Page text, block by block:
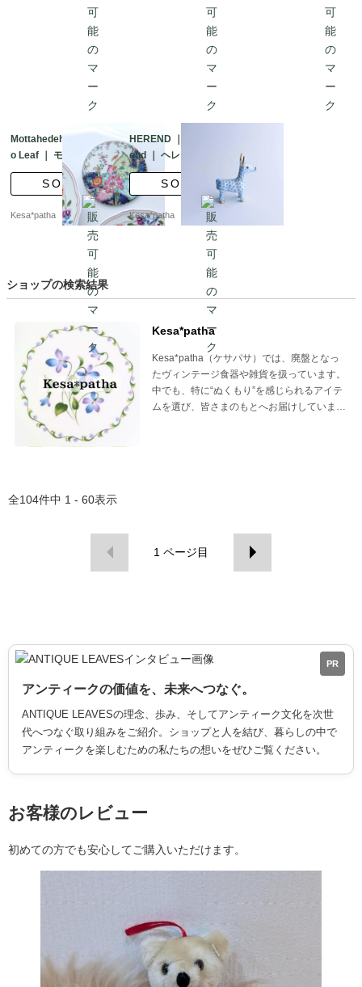
Mottahedeh ｜ Tobacc
o Leaf ｜ モッタヘデ
タバコリーフ メトロ
ポリタン美術館 イン
テリア プレート ポ
ルトガル製 アメリカ
SOLD
Kesa*patha
HEREND ｜ Vieux Her
end ｜ ヘレンド フィ
ッシュネット 干支
牛 丑年 ブルー フ
ィギュリン 2009年
製 ハンガリー
SOLD
Kesa*patha
ショップの検索結果
Kesa*patha
Kesa*patha（ケサパサ）では、廃盤となっ
たヴィンテージ食器や雑貨を扱っています。
中でも、特に“ぬくもり”を感じられるアイテ
ムを選び、皆さまのもとへお届けしていま
全104件中 1 - 60表示
1 ページ目
PR
アンティークの価値を、未来へつなぐ。
ANTIQUE LEAVESの理念、歩み、そしてアンティーク文化を次世
代へつなぐ取り組みをご紹介。ショップと人を結び、暮らしの中で
アンティークを楽しむための私たちの想いをぜひご覧ください。
お客様のレビュー
初めての方でも安心してご購入いただけます。